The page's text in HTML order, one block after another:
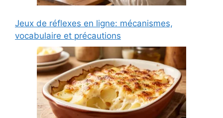
Jeux de réflexes en ligne: mécanismes,
vocabulaire et précautions